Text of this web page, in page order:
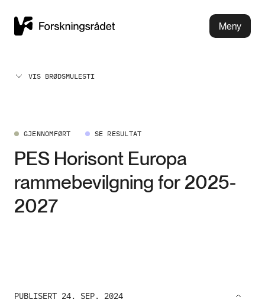
Meny
VIS BRØDSMULESTI
GJENNOMFØRT SE RESULTAT
PES Horisont Europa
rammebevilgning for 2025-
2027
PUBLISERT 24. SEP. 2024